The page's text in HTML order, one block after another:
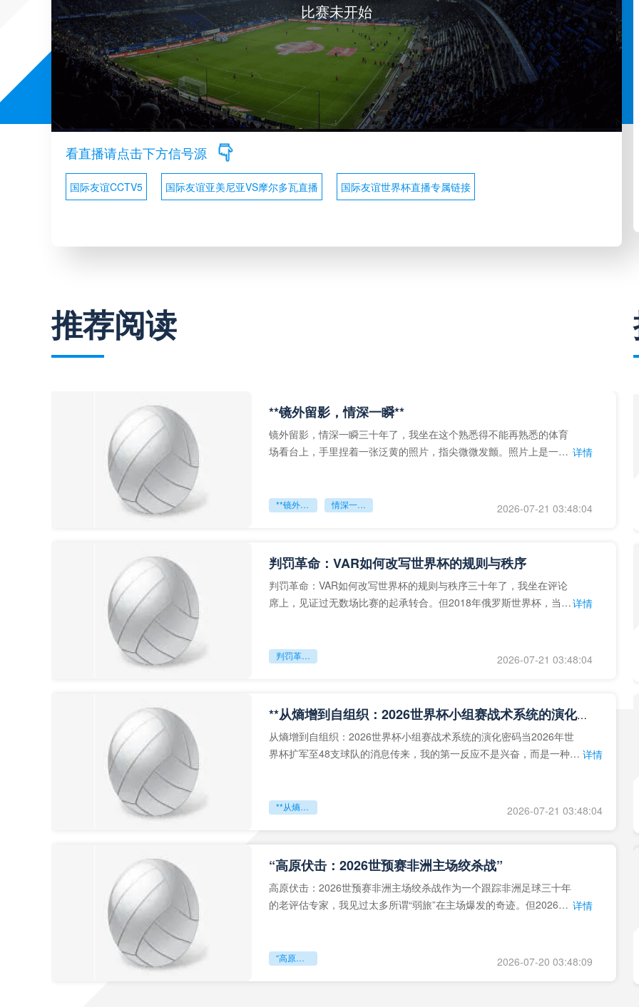
比赛未开始
看直播请点击下方信号源
国际友谊CCTV5 国际友谊亚美尼亚VS摩尔多瓦直播 国际友谊世界杯直播专属链接
推荐阅读
**镜外留影，情深一瞬**
镜外留影，情深一瞬三十年了，我坐在这个熟悉得不能再熟悉的体育
场看台上，手里捏着一张泛黄的照片，指尖微微发颤。照片上是一个 详情
**镜外留影 情深一瞬** 2026-07-21 03:48:04
判罚革命：VAR如何改写世界杯的规则与秩序
判罚革命：VAR如何改写世界杯的规则与秩序三十年了，我坐在评论
席上，见证过无数场比赛的起承转合。但2018年俄罗斯世界杯，当
详情
判罚革命：VAR如何改写世界杯的规则与秩序 2026-07-21 03:48:04
**从熵增到自组织：2026世界杯小组赛战术系统的演化密码**
从熵增到自组织：2026世界杯小组赛战术系统的演化密码当2026年世
界杯扩军至48支球队的消息传来，我的第一反应不是兴奋，而是一种深 详情
**从熵增到自组织：2026世界杯小组赛战术系统的演化密码** 2026-07-21 03:48:04
“高原伏击：2026世预赛非洲主场绞杀战”
高原伏击：2026世预赛非洲主场绞杀战作为一个跟踪非洲足球三十年
的老评估专家，我见过太多所谓“弱旅”在主场爆发的奇迹。但2026年 详情
“高原伏击：2026世预赛非洲主场绞杀战” 2026-07-20 03:48:09